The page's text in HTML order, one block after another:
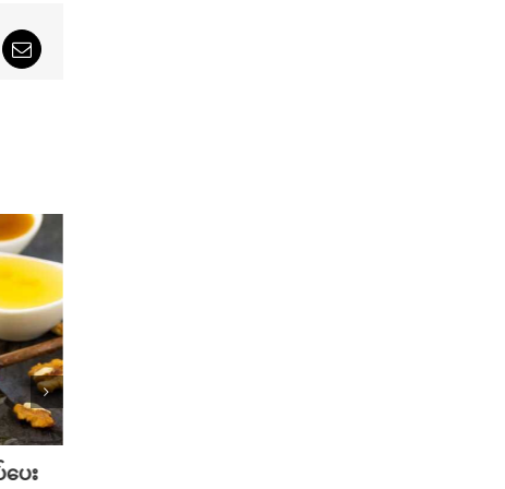
Email
ေး